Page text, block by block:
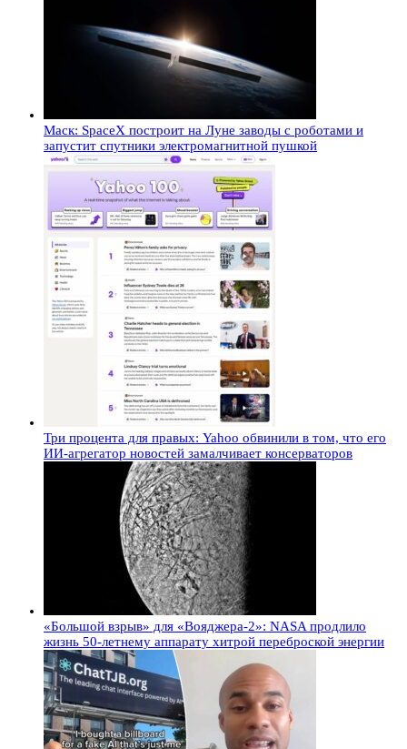
Маск: SpaceX построит на Луне заводы с роботами и
запустит спутники электромагнитной пушкой
Три процента для правых: Yahoo обвинили в том, что его
ИИ-агрегатор новостей замалчивает консерваторов
«Большой взрыв» для «Вояджера-2»: NASA продлило
жизнь 50-летнему аппарату хитрой переброской энергии